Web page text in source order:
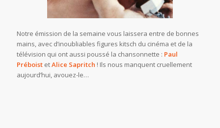
Notre émission de la semaine vous laissera entre de bonnes
mains, avec d’inoubliables figures kitsch du cinéma et de la
télévision qui ont aussi poussé la chansonnette : Paul
PréboistetAlice Sapritch ! Ils nous manquent cruellement
aujourd’hui, avouez-le…